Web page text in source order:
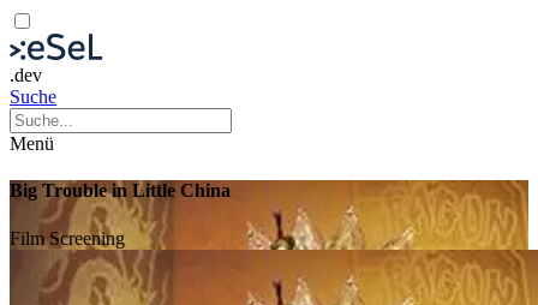
.dev
Suche
Menü
Big Trouble in Little China
FilmScreening